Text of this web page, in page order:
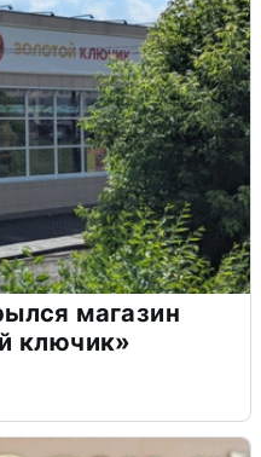
магазин
ключик»